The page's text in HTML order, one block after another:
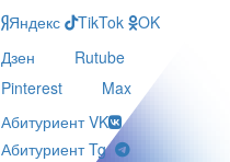
Яндекс
TikTok
OK
Дзен
Rutube
Pinterest
Max
Абитуриент VK
Абитуриент Tg